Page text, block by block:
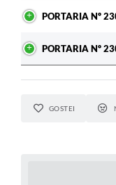
PORTARIA Nº
PORTARIA Nº
GOSTEI